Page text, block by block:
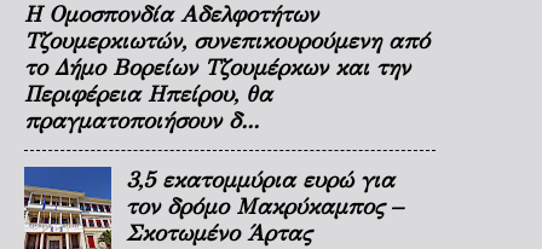
Η Ομοσπονδία Αδελφοτήτων
Τζουμερκιωτών, συνεπικουρούμενη από
το Δήμο Βορείων Τζουμέρκων και την
Περιφέρεια Ηπείρου, θα
πραγματοποιήσουν δ...
3,5 εκατομμύρια ευρώ για
τον δρόμο Μακρύκαμπος –
Σκοτωμένο Άρτας